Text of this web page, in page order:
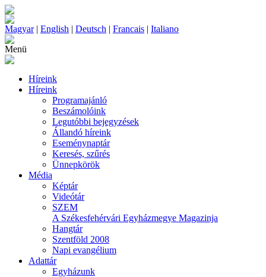
Magyar| English | Deutsch | Francais | Italiano
Menü
Híreink
Híreink
Programajánló
Beszámolóink
Legutóbbi bejegyzések
Állandó híreink
Eseménynaptár
Keresés, szűrés
Ünnepkörök
Média
Képtár
Videótár
SZEM
A Székesfehérvári Egyházmegye Magazinja
Hangtár
Szentföld 2008
Napi evangélium
Adattár
Egyházunk